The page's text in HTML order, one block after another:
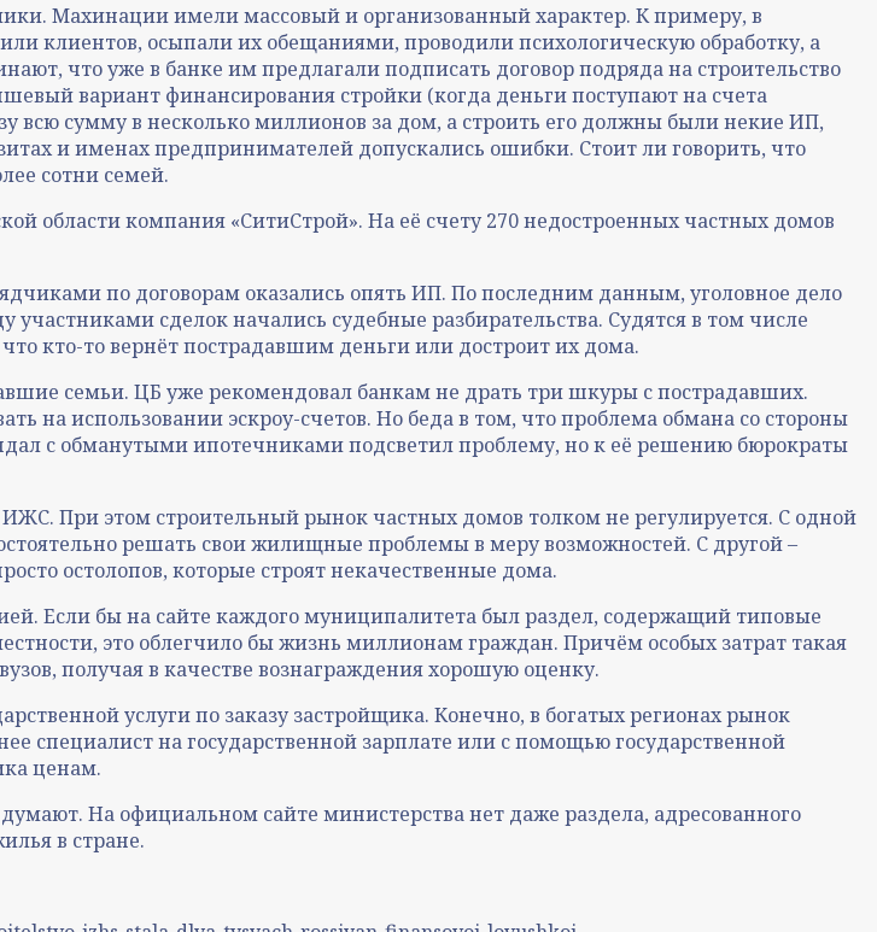
Махинации имели массовый и организованный характер. К примеру, в
клиентов, осыпали их обещаниями, проводили психологическую обработку, а
что уже в банке им предлагали подписать договор подряда на строительство
вариант финансирования стройки (когда деньги поступают на счета
всю сумму в несколько миллионов за дом, а строить его должны были некие ИП,
и именах предпринимателей допускались ошибки. Стоит ли говорить, что
сотни семей.
области компания «СитиСтрой». На её счету 270 недостроенных частных домов
по договорам оказались опять ИП. По последним данным, уголовное дело
сделок начались судебные разбирательства. Судятся в том числе
кто-то вернёт пострадавшим деньги или достроит их дома.
семьи. ЦБ уже рекомендовал банкам не драть три шкуры с пострадавших.
на использовании эскроу-счетов. Но беда в том, что проблема обмана со стороны
с обманутыми ипотечниками подсветил проблему, но к её решению бюрократы
При этом строительный рынок частных домов толком не регулируется. С одной
решать свои жилищные проблемы в меру возможностей. С другой –
остолопов, которые строят некачественные дома.
Если бы на сайте каждого муниципалитета был раздел, содержащий типовые
это облегчило бы жизнь миллионам граждан. Причём особых затрат такая
получая в качестве вознаграждения хорошую оценку.
услуги по заказу застройщика. Конечно, в богатых регионах рынок
специалист на государственной зарплате или с помощью государственной
ценам.
На официальном сайте министерства нет даже раздела, адресованного
в стране.